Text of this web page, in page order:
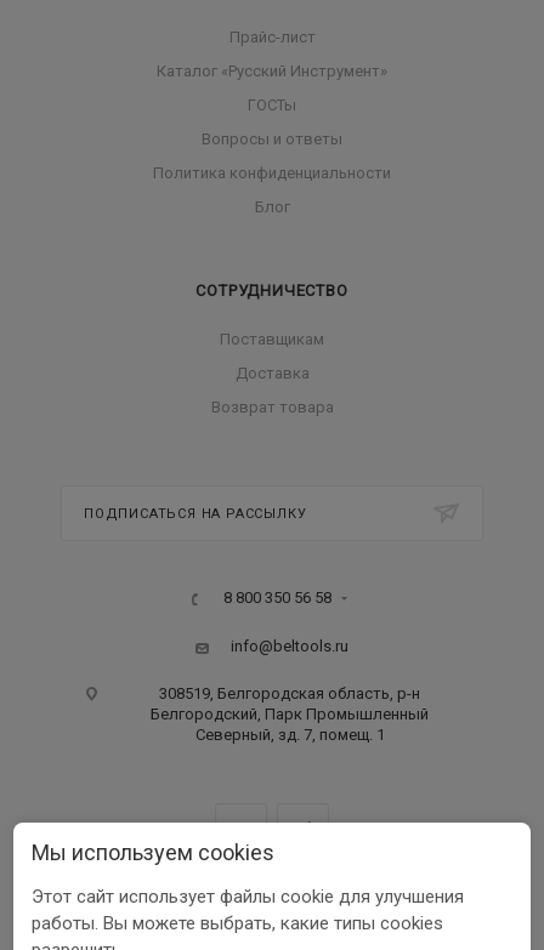
Прайс-лист
Каталог «Русский Инструмент»
ГОСТы
Вопросы и ответы
Политика конфиденциальности
Блог
СОТРУДНИЧЕСТВО
Поставщикам
Доставка
Возврат товара
ПОДПИСАТЬСЯ НА РАССЫЛКУ
8 800 350 56 58
info@beltools.ru
308519, Белгородская область, р-н
Белгородский, Парк Промышленный
Северный, зд. 7, помещ. 1
ООО ПФ «РУССКИЙ ИНСТРУМЕНТ» ИНН 3123401255
Мы используем cookies
Этот сайт использует файлы cookie для улучшения
работы. Вы можете выбрать, какие типы cookies